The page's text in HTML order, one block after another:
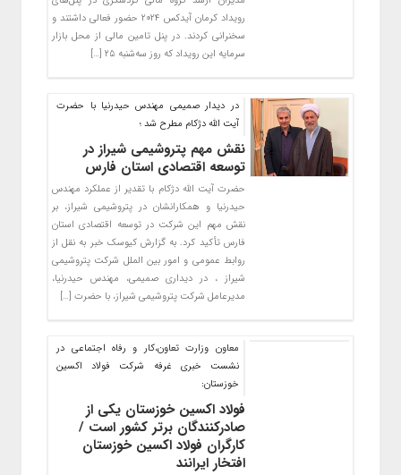
رویداد کرمان آیدکس ۲۰۲۴ حضور فعالی داشتند و
سخنرانی کردند. در پنل تامین مالی از محل بازار
سرمایه این رویداد که روز سه‌شنبه ۲۵ […]
در دیدار صمیمی مهندس حیدرنیا با حضرت
آیت الله دژکام مطرح شد ؛
نقش مهم پتروشیمی شیراز در
توسعه اقتصادی استان فارس
حضرت آیت الله دژکام با تقدیر از عملکرد مهندس
حیدرنیا و همکارانشان در پتروشیمی شیراز، بر
نقش مهم این شرکت در توسعه اقتصادی استان
فارس تأکید کرد. به گزارش کیوسک خبر به نقل از
روابط عمومی و امور بین الملل شرکت پتروشیمی
شیراز ، در دیداری صمیمی، مهندس حیدرنیا،
مدیرعامل شرکت پتروشیمی شیراز، با حضرت […]
معاون وزارت تعاون،کار و رفاه اجتماعی در
نشست خبری غرفه شرکت فولاد اکسین
خوزستان:
فولاد اکسین خوزستان یکی از
صادرکنندگان برتر کشور است /
کارگران فولاد اکسین خوزستان
افتخار ایرانند